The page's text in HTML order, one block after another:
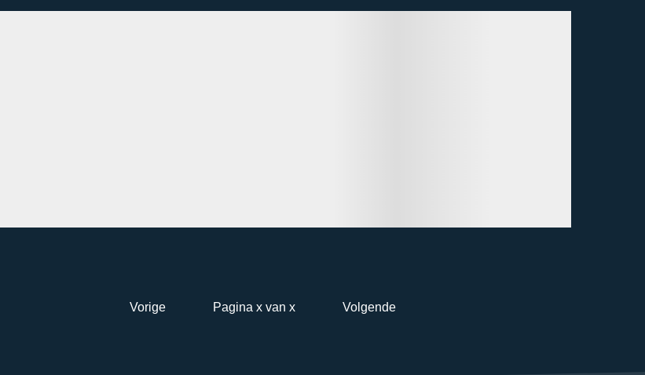
Vorige Pagina x van x Volgende